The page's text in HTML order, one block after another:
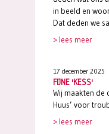
in beeld en
Dat deden we
> lees meer
17 december 2025
FIJNE 'KESS'
Wij maakten de
Huus’ voor
> lees meer